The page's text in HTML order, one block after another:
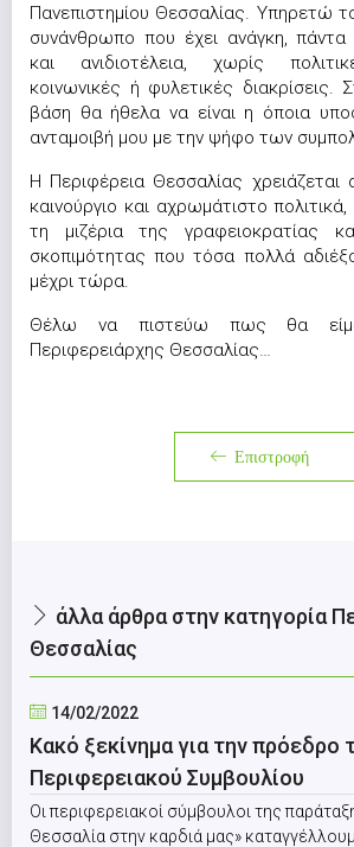
Πανεπιστημίου Θεσσαλίας. Υπηρετώ
συνάνθρωπο που έχει ανάγκη, πάντα
και ανιδιοτέλεια, χωρίς
κοινωνικές ή φυλετικές διακρίσεις.
βάση θα ήθελα να είναι η όποια
ανταμοιβή μου με την ψήφο των
Η Περιφέρεια Θεσσαλίας χρειάζεται
καινούργιο και αχρωμάτιστο
τη μιζέρια της γραφειοκρατίας
σκοπιμότητας που τόσα πολλά
μέχρι τώρα.
Θέλω να πιστεύω πως θα
Περιφερειάρχης Θεσσαλίας…
Επιστροφή
άλλα άρθρα στην κατηγορία
Θεσσαλίας
14/02/2022
Κακό ξεκίνημα για την πρόεδρο
Περιφερειακού Συμβουλίου
Οι περιφερειακοί σύμβουλοι της
Θεσσαλία στην καρδιά μας»